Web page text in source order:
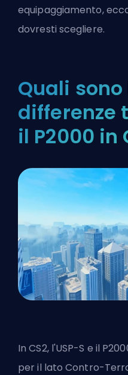
equipaggiamento,
dovresti scegliere.
Quali
differenze
il P2000 in
InCS2, l'USP-S e il
per il lato Contro-